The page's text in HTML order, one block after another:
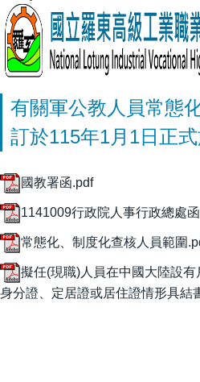
有關軍公教人員常態
訂於115年1月1日正
國教署函.pdf
1141009行政院人事行政總處
常態化、制度化查核人員範圍
擬任(現職)人員在中國大陸設有
身分證、定居證或居住證情形具結